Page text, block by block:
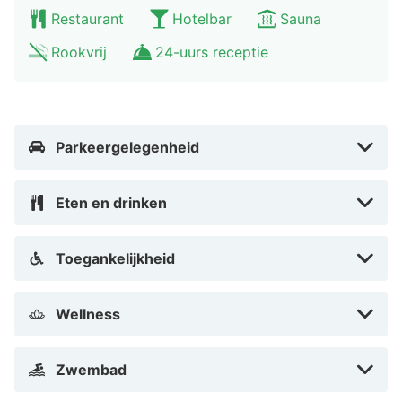
Restaurant
Hotelbar
Sauna
Rookvrij
24-uurs receptie
Parkeergelegenheid
Eten en drinken
Toegankelijkheid
Wellness
Zwembad